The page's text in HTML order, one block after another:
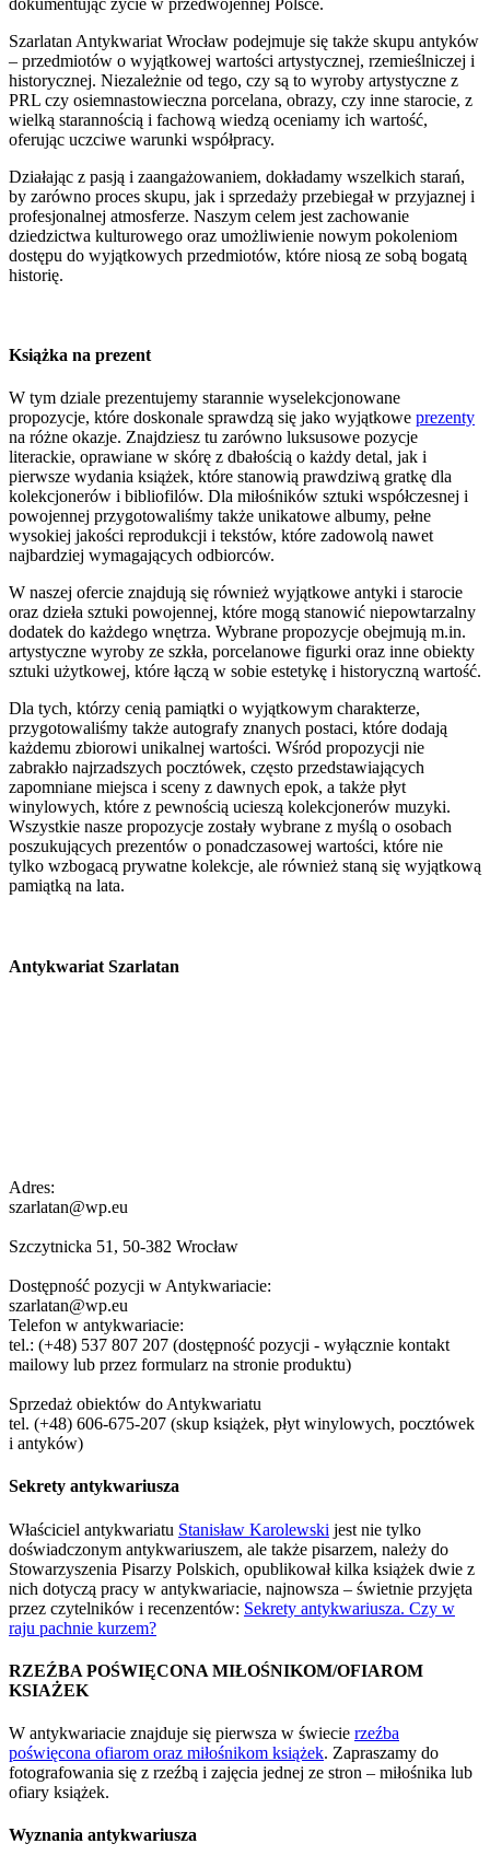
dokumentując życie w przedwojennej Polsce.
Szarlatan Antykwariat Wrocław podejmuje się także skupu antyków
– przedmiotów o wyjątkowej wartości artystycznej, rzemieślniczej i
historycznej. Niezależnie od tego, czy są to wyroby artystyczne z
PRL czy osiemnastowieczna porcelana, obrazy, czy inne starocie, z
wielką starannością i fachową wiedzą oceniamy ich wartość,
oferując uczciwe warunki współpracy.
Działając z pasją i zaangażowaniem, dokładamy wszelkich starań,
by zarówno proces skupu, jak i sprzedaży przebiegał w przyjaznej i
profesjonalnej atmosferze. Naszym celem jest zachowanie
dziedzictwa kulturowego oraz umożliwienie nowym pokoleniom
dostępu do wyjątkowych przedmiotów, które niosą ze sobą bogatą
historię.
Książka na prezent
W tym dziale prezentujemy starannie wyselekcjonowane
propozycje, które doskonale sprawdzą się jako wyjątkowe prezenty
na różne okazje. Znajdziesz tu zarówno luksusowe pozycje
literackie, oprawiane w skórę z dbałością o każdy detal, jak i
pierwsze wydania książek, które stanowią prawdziwą gratkę dla
kolekcjonerów i bibliofilów. Dla miłośników sztuki współczesnej i
powojennej przygotowaliśmy także unikatowe albumy, pełne
wysokiej jakości reprodukcji i tekstów, które zadowolą nawet
najbardziej wymagających odbiorców.
W naszej ofercie znajdują się również wyjątkowe antyki i starocie
oraz dzieła sztuki powojennej, które mogą stanowić niepowtarzalny
dodatek do każdego wnętrza. Wybrane propozycje obejmują m.in.
artystyczne wyroby ze szkła, porcelanowe figurki oraz inne obiekty
sztuki użytkowej, które łączą w sobie estetykę i historyczną wartość.
Dla tych, którzy cenią pamiątki o wyjątkowym charakterze,
przygotowaliśmy także autografy znanych postaci, które dodają
każdemu zbiorowi unikalnej wartości. Wśród propozycji nie
zabrakło najrzadszych pocztówek, często przedstawiających
zapomniane miejsca i sceny z dawnych epok, a także płyt
winylowych, które z pewnością ucieszą kolekcjonerów muzyki.
Wszystkie nasze propozycje zostały wybrane z myślą o osobach
poszukujących prezentów o ponadczasowej wartości, które nie
tylko wzbogacą prywatne kolekcje, ale również staną się wyjątkową
pamiątką na lata.
Antykwariat Szarlatan
Adres:
szarlatan@wp.eu
Szczytnicka 51, 50-382 Wrocław
Dostępność pozycji w Antykwariacie:
szarlatan@wp.eu
Telefon w antykwariacie:
tel.: (+48) 537 807 207 (dostępność pozycji - wyłącznie kontakt
mailowy lub przez formularz na stronie produktu)
Sprzedaż obiektów do Antykwariatu
tel. (+48) 606-675-207 (skup książek, płyt winylowych, pocztówek
i antyków)
Sekrety antykwariusza
Właściciel antykwariatu Stanisław Karolewski jest nie tylko
doświadczonym antykwariuszem, ale także pisarzem, należy do
Stowarzyszenia Pisarzy Polskich, opublikował kilka książek dwie z
nich dotyczą pracy w antykwariacie, najnowsza – świetnie przyjęta
przez czytelników i recenzentów: Sekrety antykwariusza. Czy w
raju pachnie kurzem?
RZEŹBA POŚWIĘCONA MIŁOŚNIKOM/OFIAROM
KSIAŻEK
W antykwariacie znajduje się pierwsza w świecie rzeźba
poświęcona ofiarom oraz miłośnikom książek. Zapraszamy do
fotografowania się z rzeźbą i zajęcia jednej ze stron – miłośnika lub
ofiary książek.
Wyznania antykwariusza